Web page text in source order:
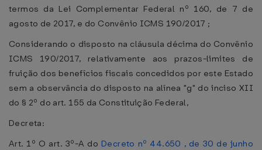
termos da Lei Complementar Federal nº 160, de 7 de
agosto de 2017, e do Convênio ICMS 190/2017 ;
Considerando o disposto na cláusula décima do Convênio
ICMS 190/2017, relativamente aos prazos-limites de
fruição dos benefícios fiscais concedidos por este Estado
sem a observância do disposto na alínea "g" do inciso XII
do § 2º do art. 155 da Constituição Federal,
Decreta:
Art. 1º O art. 3º-A do Decreto nº 44.650 , de 30 de junho